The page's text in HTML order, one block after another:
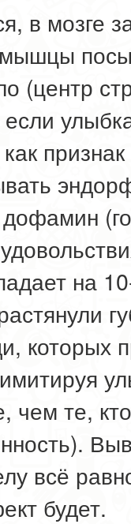
в мозге
(центр
на
которых
чем те,
всё
будет.